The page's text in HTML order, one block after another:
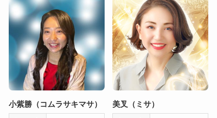
小紫勝（コムラサキマサ） 美叉（ミサ）